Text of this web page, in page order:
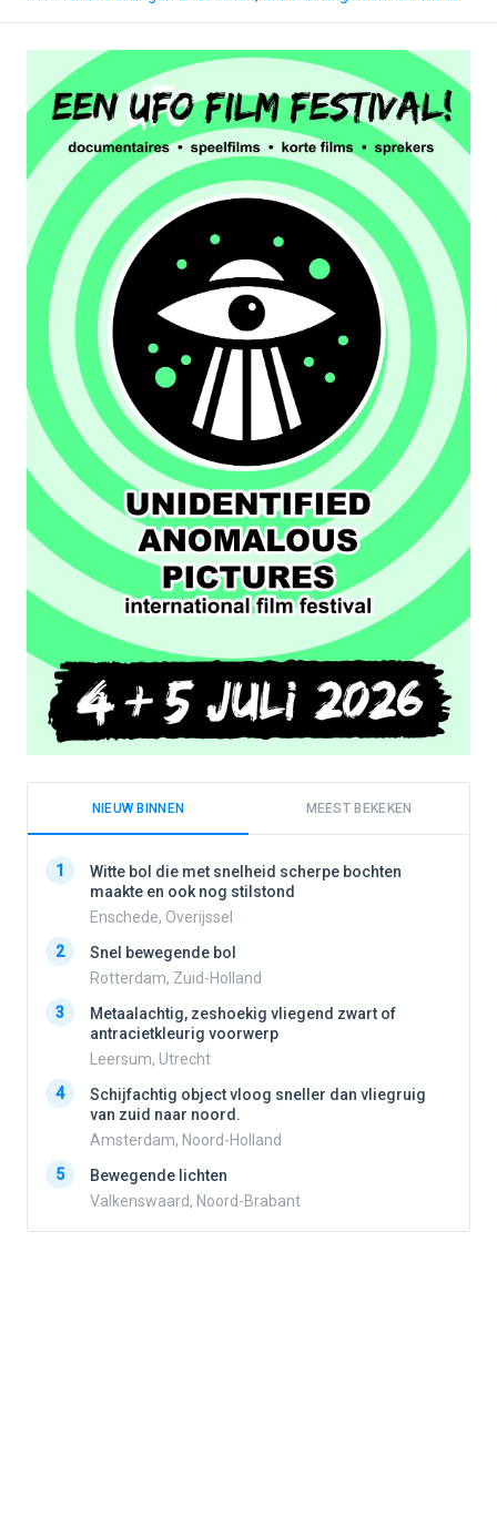
NIEUW BINNEN MEEST BEKEKEN
1
Witte bol die met snelheid scherpe bochten
maakte en ook nog stilstond
Enschede, Overijssel
2
Snel bewegende bol
Rotterdam, Zuid-Holland
3
Metaalachtig, zeshoekig vliegend zwart of
antracietkleurig voorwerp
Leersum, Utrecht
4
Schijfachtig object vloog sneller dan vliegruig
van zuid naar noord.
Amsterdam, Noord-Holland
5
Bewegende lichten
Valkenswaard, Noord-Brabant